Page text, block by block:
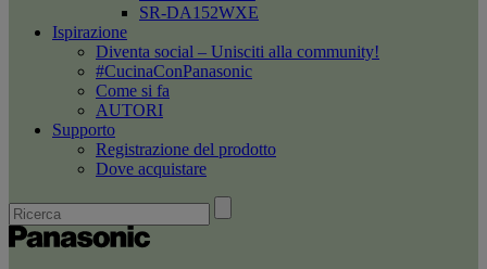
SR-DA152WXE
Ispirazione
Diventa social – Unisciti alla community!
#CucinaConPanasonic
Come si fa
AUTORI
Supporto
Registrazione del prodotto
Dove acquistare